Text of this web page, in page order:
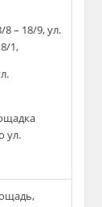
8 – 18/9, ул.
1,
ул.